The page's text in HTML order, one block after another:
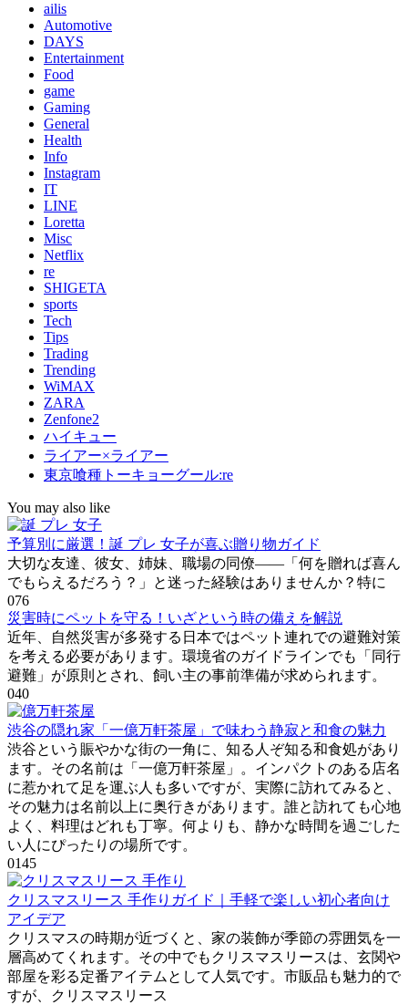
ailis
Automotive
DAYS
Entertainment
Food
game
Gaming
General
Health
Info
Instagram
IT
LINE
Loretta
Misc
Netflix
re
SHIGETA
sports
Tech
Tips
Trading
Trending
WiMAX
ZARA
Zenfone2
ハイキュー
ライアー×ライアー
東京喰種トーキョーグール:re
You may also like
予算別に厳選！誕 プレ 女子が喜ぶ贈り物ガイド
大切な友達、彼女、姉妹、職場の同僚――「何を贈れば喜ん
でもらえるだろう？」と迷った経験はありませんか？特に
076
災害時にペットを守る！いざという時の備えを解説
近年、自然災害が多発する日本ではペット連れでの避難対策
を考える必要があります。環境省のガイドラインでも「同行
避難」が原則とされ、飼い主の事前準備が求められます。
040
渋谷の隠れ家「一億万軒茶屋」で味わう静寂と和食の魅力
渋谷という賑やかな街の一角に、知る人ぞ知る和食処があり
ます。その名前は「一億万軒茶屋」。インパクトのある店名
に惹かれて足を運ぶ人も多いですが、実際に訪れてみると、
その魅力は名前以上に奥行きがあります。誰と訪れても心地
よく、料理はどれも丁寧。何よりも、静かな時間を過ごした
い人にぴったりの場所です。
0145
クリスマスリース 手作りガイド｜手軽で楽しい初心者向け
アイデア
クリスマスの時期が近づくと、家の装飾が季節の雰囲気を一
層高めてくれます。その中でもクリスマスリースは、玄関や
部屋を彩る定番アイテムとして人気です。市販品も魅力的で
すが、クリスマスリース